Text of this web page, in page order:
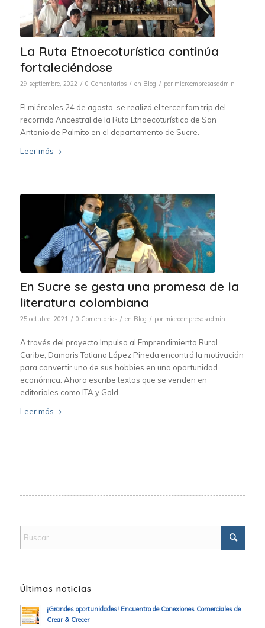
La Ruta Etnoecoturística continúa
fortaleciéndose
29 septiembre, 2022 / 0 Comentarios / en Blog / por microempresasadmin
El miércoles 24 de agosto, se realizó el tercer fam trip del
recorrido Ancestral de la Ruta Etnoecoturística de San
Antonio de Palmito en el departamento de Sucre.
Leer más
En Sucre se gesta una promesa de la
literatura colombiana
25 octubre, 2021 / 0 Comentarios / en Blog / por microempresasadmin
A través del proyecto Impulso al Emprendimiento Rural
Caribe, Damaris Tatiana López Pineda encontró la motivación
para convertir uno de sus hobbies en una oportunidad
económica. Ahora escribe textos que se venden en
editoriales como ITA y Gold.
Leer más
Últimas noticias
¡Grandes oportunidades! Encuentro de Conexiones Comerciales de
Crear & Crecer